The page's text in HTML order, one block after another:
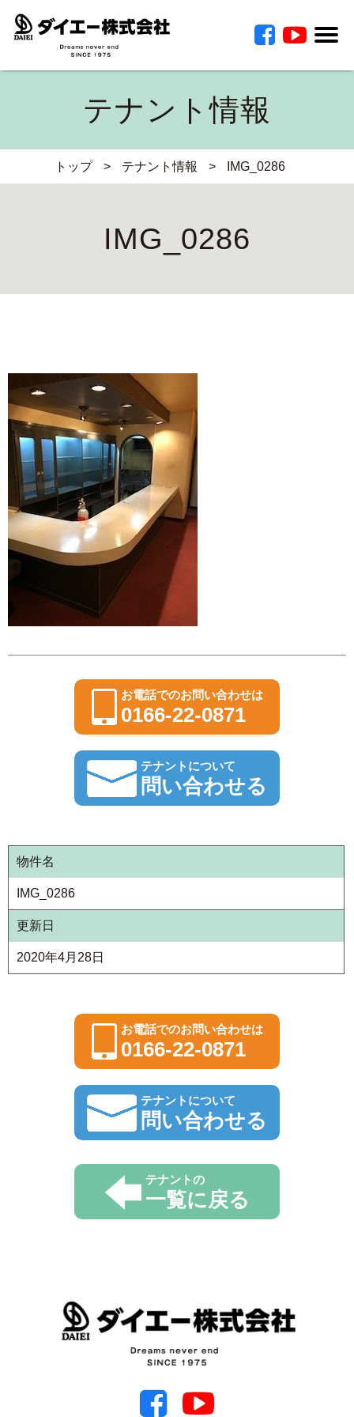
テナント情報
トップ > テナント情報 > IMG_0286
IMG_0286
お電話でのお問い合わせは
0166-22-0871
テナントについて
問い合わせる
物件名
IMG_0286
更新日
2020年4月28日
お電話でのお問い合わせは
0166-22-0871
テナントについて
問い合わせる
テナントの
一覧に戻る